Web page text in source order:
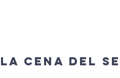
La Cena del